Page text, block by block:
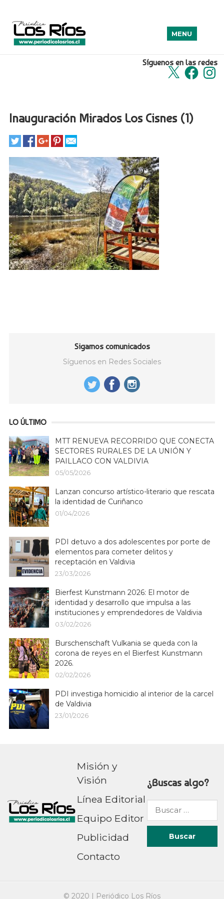
Síguenos en las redes
X Facebook
MENU
Inauguración Mirados Los Cisnes (1)
Sigamos comunicados
Síguenos en Redes Sociales
LO ÚLTIMO
MTT RENUEVA RECORRIDO QUE CONECTA
SECTORES RURALES DE LA UNIÓN Y
PAILLACO CON VALDIVIA
05/05/2026
Lanzan concurso artístico-literario que rescata
la identidad de Curiñanco
01/04/2026
PDI detuvo a dos adolescentes por porte de
elementos para cometer delitos y
receptación en Valdivia
23/03/2026
Bierfest Kunstmann 2026: El motor de
identidad y desarrollo que impulsa a las
instituciones y emprendedores de Valdivia
03/02/2026
Burschenschaft Vulkania se queda con la
corona de reyes en el Bierfest Kunstmann
2026.
02/02/2026
PDI investiga homicidio al interior de la carcel
de Valdivia
23/01/2026
Misión y
Visión
Línea Editorial
Equipo Editor
Publicidad
Contacto
¿Buscas algo?
Buscar
por:
© 2020 | Periódico Los Ríos